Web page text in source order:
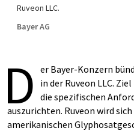
Ruveon LLC.
Bayer AG
D er Bayer-Konzern
in der Ruveon LLC.
die spezifischen
auszurichten. Ruveon wird
amerikanischen